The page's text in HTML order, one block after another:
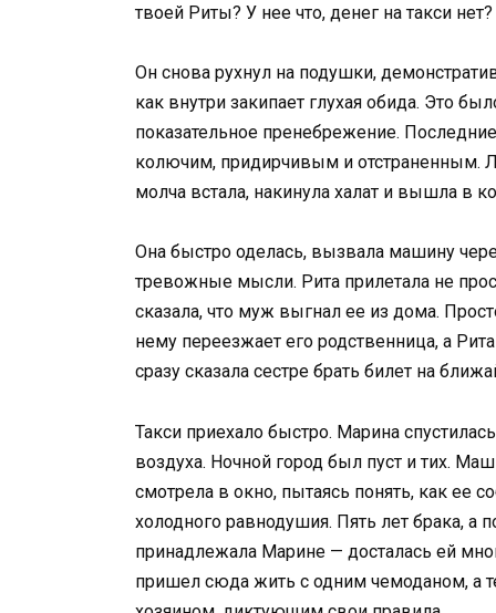
твоей Риты? У нее что, денег на такси
Он снова рухнул на подушки,
как внутри закипает глухая обида. Это
показательное пренебрежение.
колючим, придирчивым и отстраненным.
молча встала, накинула халат и вышла в
Она быстро оделась, вызвала машину
тревожные мысли. Рита прилетала не
сказала, что муж выгнал ее из дома.
нему переезжает его родственница, а
сразу сказала сестре брать билет на
Такси приехало быстро. Марина
воздуха. Ночной город был пуст и тих.
смотрела в окно, пытаясь понять, как ее
холодного равнодушия. Пять лет брака, а
принадлежала Марине — досталась ей
пришел сюда жить с одним чемоданом, а